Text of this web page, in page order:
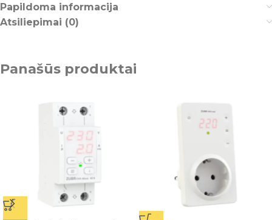
Papildoma informacija
Atsiliepimai (0)
Panašūs produktai